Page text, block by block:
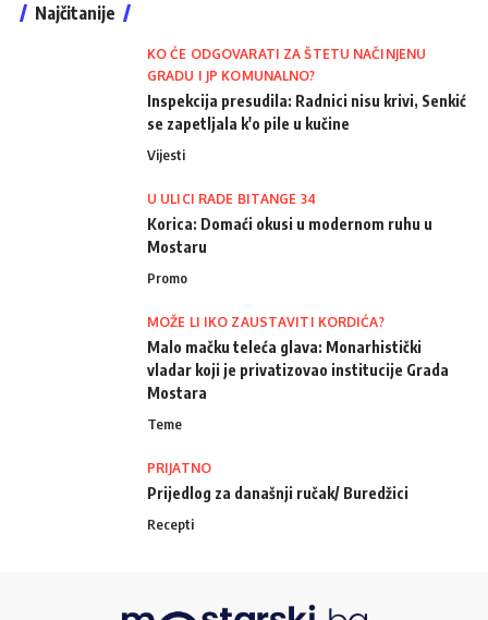
Najčitanije
KO ĆE ODGOVARATI ZA ŠTETU NAČINJENU
GRADU I JP KOMUNALNO?
Inspekcija presudila: Radnici nisu krivi, Senkić
se zapetljala k'o pile u kučine
Vijesti
U ULICI RADE BITANGE 34
Korica: Domaći okusi u modernom ruhu u
Mostaru
Promo
MOŽE LI IKO ZAUSTAVITI KORDIĆA?
Malo mačku teleća glava: Monarhistički
vladar koji je privatizovao institucije Grada
Mostara
Teme
PRIJATNO
Prijedlog za današnji ručak/ Buredžici
Recepti